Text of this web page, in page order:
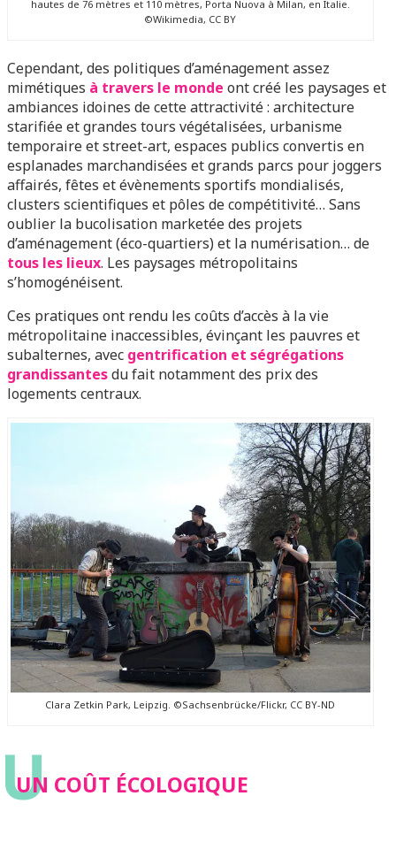
hautes de 76 mètres et 110 mètres, Porta Nuova à Milan, en Italie.
©Wikimedia, CC BY
Cependant, des politiques d’aménagement assez
mimétiques à travers le monde ont créé les paysages et
ambiances idoines de cette attractivité : architecture
starifiée et grandes tours végétalisées, urbanisme
temporaire et street-art, espaces publics convertis en
esplanades marchandisées et grands parcs pour joggers
affairés, fêtes et évènements sportifs mondialisés,
clusters scientifiques et pôles de compétitivité… Sans
oublier la bucolisation marketée des projets
d’aménagement (éco-quartiers) et la numérisation… de
tous les lieux. Les paysages métropolitains
s’homogénéisent.
Ces pratiques ont rendu les coûts d’accès à la vie
métropolitaine inaccessibles, évinçant les pauvres et
subalternes, avec gentrification et ségrégations
grandissantesdu fait notamment des prix des
logements centraux.
Clara Zetkin Park, Leipzig. ©Sachsenbrücke/Flickr, CC BY-ND
U
UN COÛT ÉCOLOGIQUE